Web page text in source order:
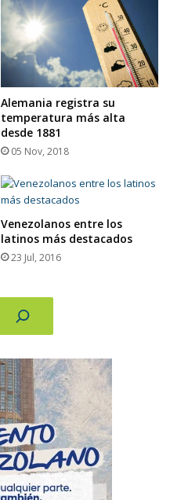
Alemania registra su
temperatura más alta
desde 1881
05 Nov, 2018
Venezolanos entre los
latinos más destacados
23 Jul, 2016